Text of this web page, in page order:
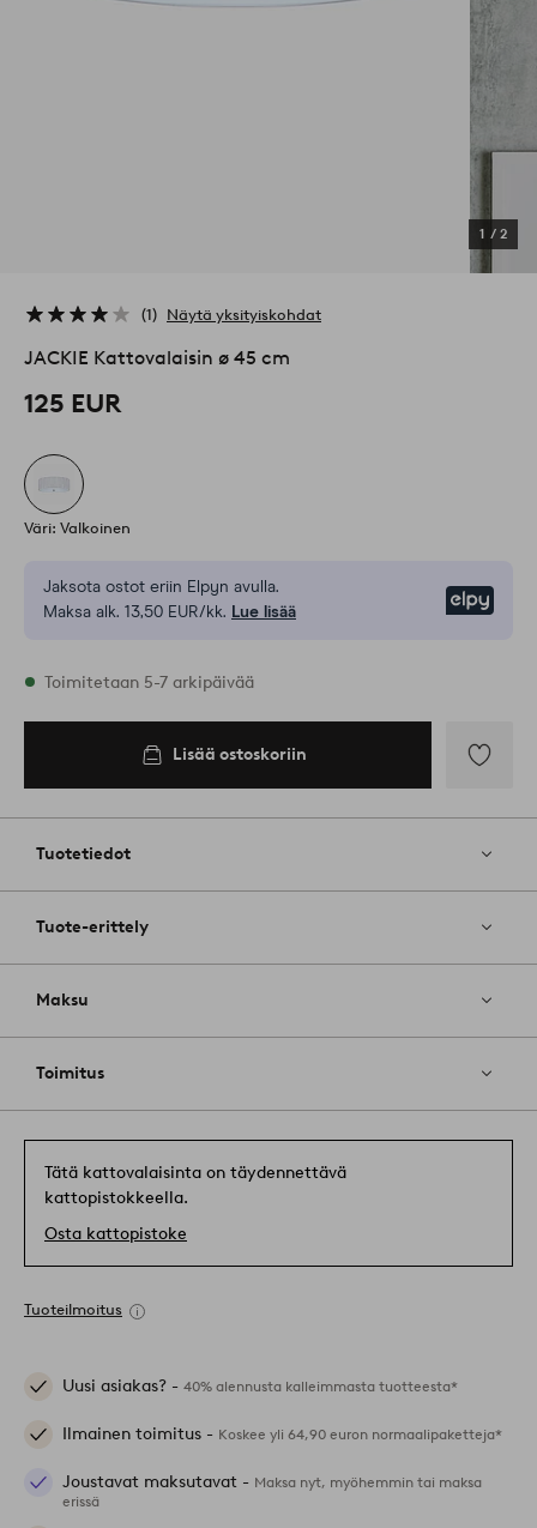
1 / 2
1 Näytä yksityiskohdat
JACKIE Kattovalaisin ø 45 cm
125 EUR
Väri: Valkoinen
Jaksota ostot eriin Elpyn avulla.
Maksa alk. 13,50 EUR/kk. Lue lisää
Varastossa
Toimitetaan 5-7 arkipäivää
Lisää ostoskoriin
Tuotetiedot
Tuote-erittely
Maksu
Toimitus
Tätä kattovalaisinta on täydennettävä
kattopistokkeella.
Osta kattopistoke
Tuoteilmoitus
Uusi asiakas? - 40% alennusta kalleimmasta tuotteesta*
Ilmainen toimitus - Koskee yli 64,90 euron normaalipaketteja*
Joustavat maksutavat - Maksa nyt, myöhemmin tai maksa
erissä